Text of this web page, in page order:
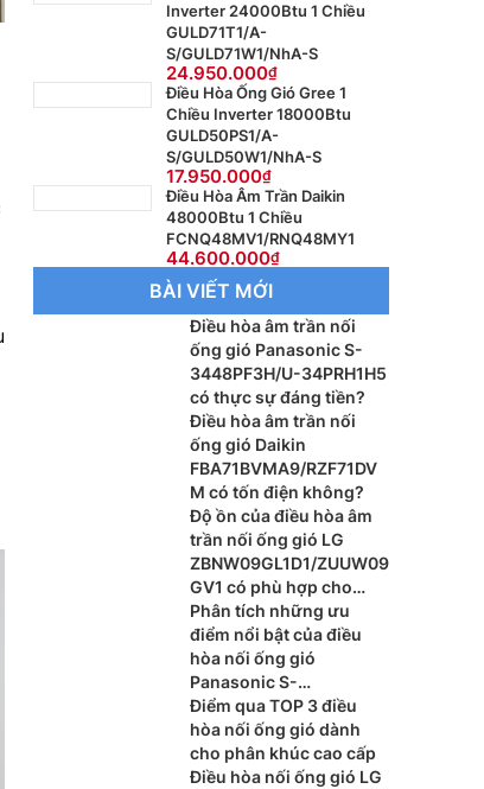
Inverter 24000Btu 1 Chiều
GULD71T1/A-
S/GULD71W1/NhA-S
24.950.000
Điều Hòa Ống Gió Gree 1
Chiều Inverter 18000Btu
GULD50PS1/A-
S/GULD50W1/NhA-S
17.950.000
Điều Hòa Âm Trần Daikin
48000Btu 1 Chiều
FCNQ48MV1/RNQ48MY1
44.600.000
BÀI VIẾT MỚI
Điều hòa âm trần nối
ống gió Panasonic S-
3448PF3H/U-34PRH1H5
có thực sự đáng tiền?
Điều hòa âm trần nối
ống gió Daikin
FBA71BVMA9/RZF71DV
M có tốn điện không?
Độ ồn của điều hòa âm
trần nối ống gió LG
ZBNW09GL1D1/ZUUW09
GV1 có phù hợp cho
phòng ngủ?
Phân tích những ưu
điểm nổi bật của điều
hòa nối ống gió
Panasonic S-
3448PF3H/U-48PR1H8
Điểm qua TOP 3 điều
hòa nối ống gió dành
cho phân khúc cao cấp
Điều hòa nối ống gió LG